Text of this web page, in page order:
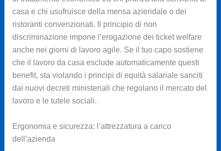
casa e chi usufruisce della mensa aziendale o dei
ristoranti convenzionati. Il principio di non
discriminazione impone l’erogazione dei ticket welfare
anche nei giorni di lavoro agile. Se il tuo capo sostiene
che il lavoro da casa esclude automaticamente questi
benefit, sta violando i principi di equità salariale sanciti
dai nuovi decreti ministeriali che regolano il mercato del
lavoro e le tutele sociali.
Ergonomia e sicurezza: l’attrezzatura a carico
dell’azienda